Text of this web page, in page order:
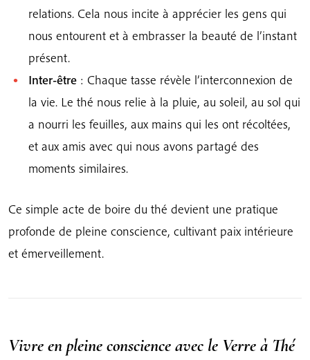
relations. Cela nous incite à apprécier les gens qui
nous entourent et à embrasser la beauté de l’instant
présent.
Inter-être: Chaque tasse révèle l’interconnexion de
la vie. Le thé nous relie à la pluie, au soleil, au sol qui
a nourri les feuilles, aux mains qui les ont récoltées,
et aux amis avec qui nous avons partagé des
moments similaires.
Ce simple acte de boire du thé devient une pratique
profonde de pleine conscience, cultivant paix intérieure
et émerveillement.
Vivre en pleine conscience avec le Verre à Thé